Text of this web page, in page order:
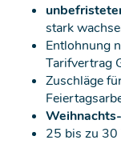
stark
Entlohnung
Tarifvertrag
Zuschläge
25 bis zu 30